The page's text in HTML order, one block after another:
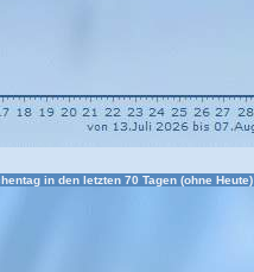
in den letzten 70 Tagen (ohne Heute)